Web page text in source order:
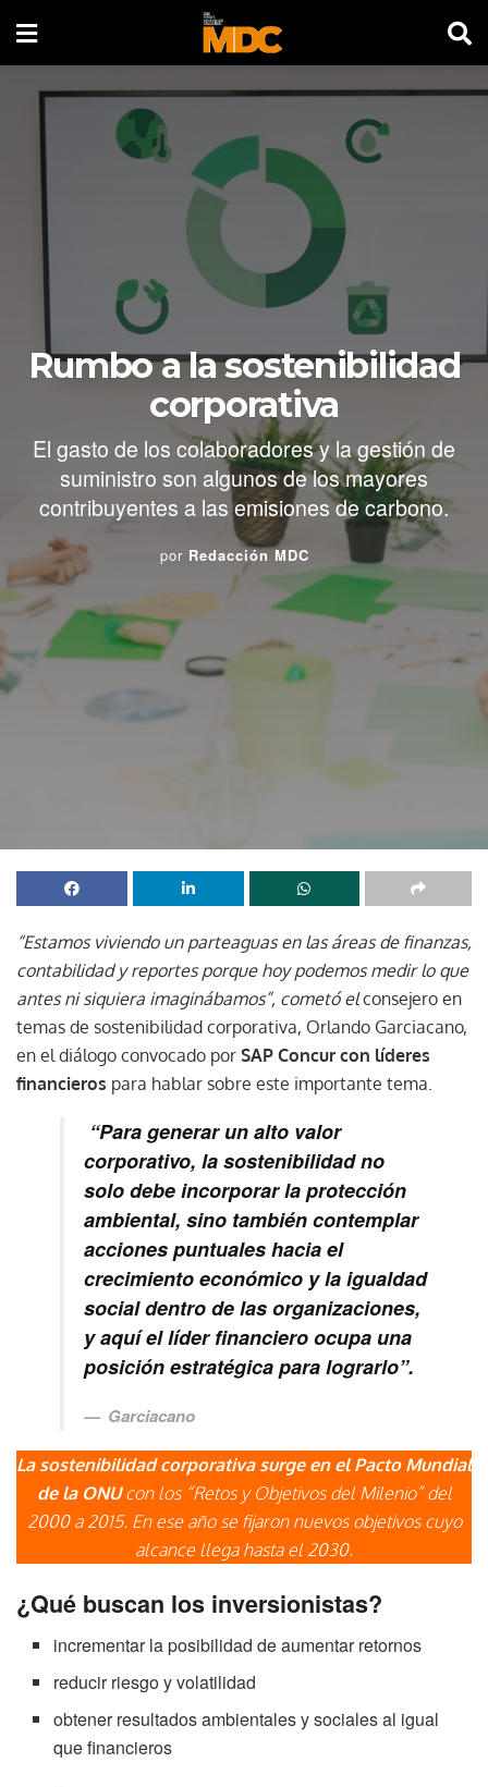
Rumbo a la sostenibilidad
corporativa
El gasto de los colaboradores y la gestión de
suministro son algunos de los mayores
contribuyentes a las emisiones de carbono.
por Redacción MDC
“Estamos viviendo un parteaguas en las áreas de finanzas,
contabilidad y reportes porque hoy podemos medir lo que
antes ni siquiera imaginábamos”, cometó elconsejero en
temas de sostenibilidad corporativa, Orlando Garciacano,
en el diálogo convocado por SAP Concur con líderes
financieros para hablar sobre este importante tema.
“Para generar un alto valor
corporativo, la sostenibilidad no
solo debe incorporar la protección
ambiental, sino también contemplar
acciones puntuales hacia el
crecimiento económico y la igualdad
social dentro de las organizaciones,
y aquí el líder financiero ocupa una
posición estratégica para lograrlo”.
Garciacano
La sostenibilidad corporativa surge en el Pacto Mundial
de la ONUcon los “Retos y Objetivos del Milenio” del
2000 a 2015. En ese año se fijaron nuevos objetivos cuyo
alcance llega hasta el 2030.
¿Qué buscan los inversionistas?
incrementar la posibilidad de aumentar retornos
reducir riesgo y volatilidad
obtener resultados ambientales y sociales al igual
que financieros